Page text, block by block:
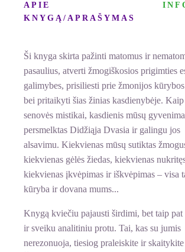
APIE
KNYGĄ/APRAŠYMAS
Ši knyga skirta pažinti matomus ir
pasaulius, atverti žmogiškosios prigimties
galimybes, prisiliesti prie žmonijos
bei pritaikyti šias žinias kasdienybėje.
senovės mistikai, kasdienis mūsų
persmelktas Didžiąja Dvasia ir galingu jos
alsavimu. Kiekvienas mūsų sutiktas
kiekvienas gėlės žiedas, kiekvienas
kiekvienas įkvėpimas ir iškvėpimas – visa
kūryba ir dovana mums...
Knygą kviečiu pajausti širdimi, bet taip
ir sveiku analitiniu protu. Tai, kas su jumis
nerezonuoja, tiesiog praleiskite ir